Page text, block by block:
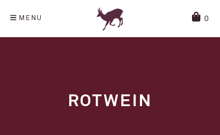
MENU 0
ROTWEIN